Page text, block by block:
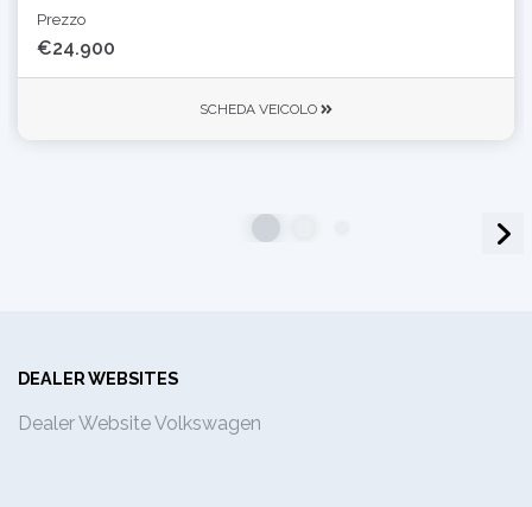
Prezzo
€24.900
SCHEDA VEICOLO
DEALER WEBSITES
Dealer Website Volkswagen